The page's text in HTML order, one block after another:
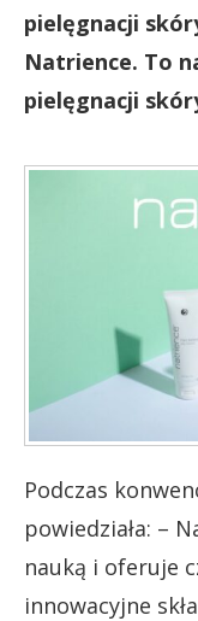
pielęgnacji
Natrience. To
pielęgnacji
Podczas
powiedziała: –
nauką i oferuje
innowacyjne